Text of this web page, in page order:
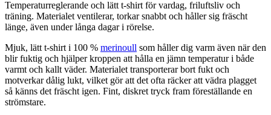
Temperaturreglerande och lätt t-shirt för vardag, friluftsliv och
träning. Materialet ventilerar, torkar snabbt och håller sig fräscht
länge, även under långa dagar i rörelse.
Mjuk, lätt t-shirt i 100 % merinoull som håller dig varm även när den
blir fuktig och hjälper kroppen att hålla en jämn temperatur i både
varmt och kallt väder. Materialet transporterar bort fukt och
motverkar dålig lukt, vilket gör att det ofta räcker att vädra plagget
så känns det fräscht igen. Fint, diskret tryck fram föreställande en
strömstare.